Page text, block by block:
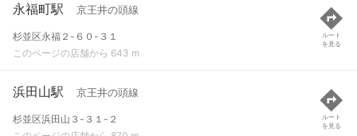
永福町駅 京王井の頭線
杉並区永福２-６０-３１
このページの店舗から 643 m
ルート
を見る
浜田山駅 京王井の頭線
杉並区浜田山３-３１-２
ルート
を見る